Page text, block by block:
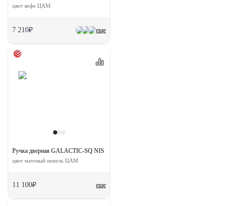
еще
цвет кофе ЦАМ
7 210₽
еще
Ручка дверная GALACTIC-SQ NIS раздельная на квадратной розетке
цвет матовый никель ЦАМ
11 100₽